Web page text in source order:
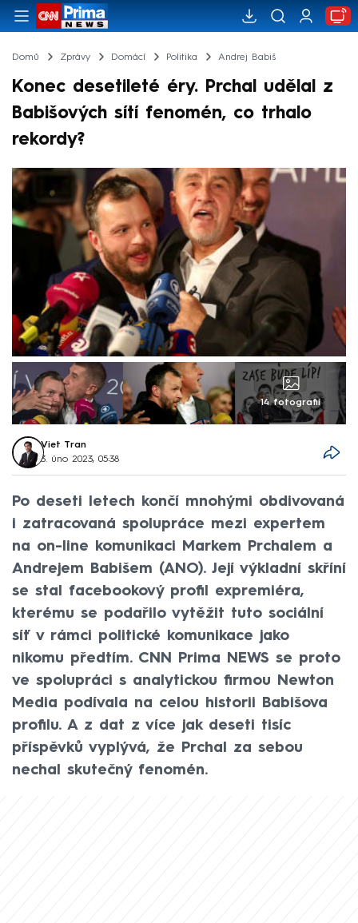
Domů Zprávy Domácí Politika Andrej Babiš
Konec desetileté éry. Prchal udělal z
Babišových sítí fenomén, co trhalo
rekordy?
14 fotografií
Viet Tran
3. úno 2023, 05:38
Po deseti letech končí mnohými obdivovaná
i zatracovaná spolupráce mezi expertem
na on-line komunikaci Markem Prchalem a
Andrejem Babišem (ANO). Její výkladní skříní
se stal facebookový profil expremiéra,
kterému se podařilo vytěžit tuto sociální
síť v rámci politické komunikace jako
nikomu předtím. CNN Prima NEWS se proto
ve spolupráci s analytickou firmou Newton
Media podívala na celou historii Babišova
profilu. A z dat z více jak deseti tisíc
příspěvků vyplývá, že Prchal za sebou
nechal skutečný fenomén.